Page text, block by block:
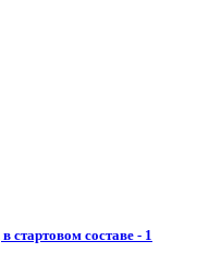
стартовом составе - 1